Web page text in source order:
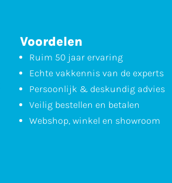
Voordelen
Ruim 50 jaar ervaring
Echte vakkennis van de experts
Persoonlijk & deskundig advies
Veilig bestellen en betalen
Webshop, winkel en showroom